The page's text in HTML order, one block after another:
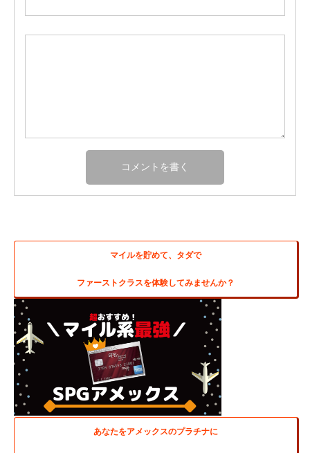
マイルを貯めて、タダで
ファーストクラスを体験してみませんか？
あなたをアメックスのプラチナに